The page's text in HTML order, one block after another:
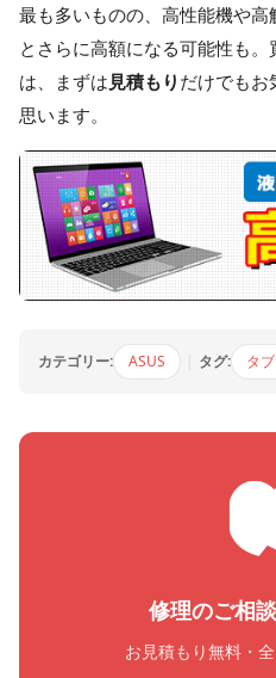
最も多いものの、高性能機や
とさらに高額になる可能性も
は、まずは 見積もり だけでもお
思います。
カテゴリー: ASUS タグ: タ
修理のご相
お見積もり無料・